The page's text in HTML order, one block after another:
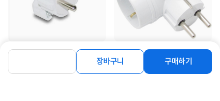
장바구니 구매하기
[광명전기] 접지 ㄱ자형 플러그
[광명전기] 둥근형 접지 3구T형 멀티
탭
1,890원